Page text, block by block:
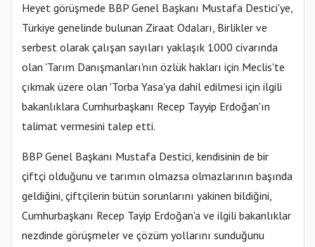
Heyet görüşmede BBP Genel Başkanı Mustafa Destici'ye,
Türkiye genelinde bulunan Ziraat Odaları, Birlikler ve
serbest olarak çalışan sayıları yaklaşık 1000 civarında
olan 'Tarım Danışmanları'nın özlük hakları için Meclis'te
çıkmak üzere olan 'Torba Yasa'ya dahil edilmesi için ilgili
bakanlıklara Cumhurbaşkanı Recep Tayyip Erdoğan'ın
talimat vermesini talep etti.
BBP Genel Başkanı Mustafa Destici, kendisinin de bir
çiftçi olduğunu ve tarımın olmazsa olmazlarının başında
geldiğini, çiftçilerin bütün sorunlarını yakinen bildiğini,
Cumhurbaşkanı Recep Tayip Erdoğan'a ve ilgili bakanlıklar
nezdinde görüşmeler ve çözüm yollarını sunduğunu